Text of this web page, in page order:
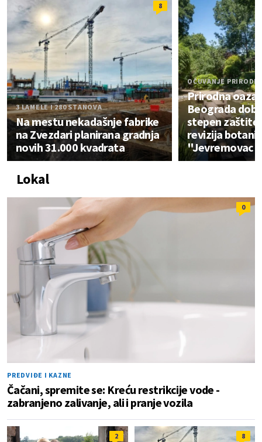
8
3 LAMELE I 280 STANOVA
Na mestu nekadašnje fabrike
na Zvezdari planirana gradnja
novih 31.000 kvadrata
OČUVANJE PRIRODE
Prirodna oaza
Beograda
stepen
revizija
"Jevremovac"
Lokal
0
PREDVIĐE I KAZNE
Čačani, spremite se: Kreću restrikcije vode -
zabranjeno zalivanje, ali i pranje vozila
2 8